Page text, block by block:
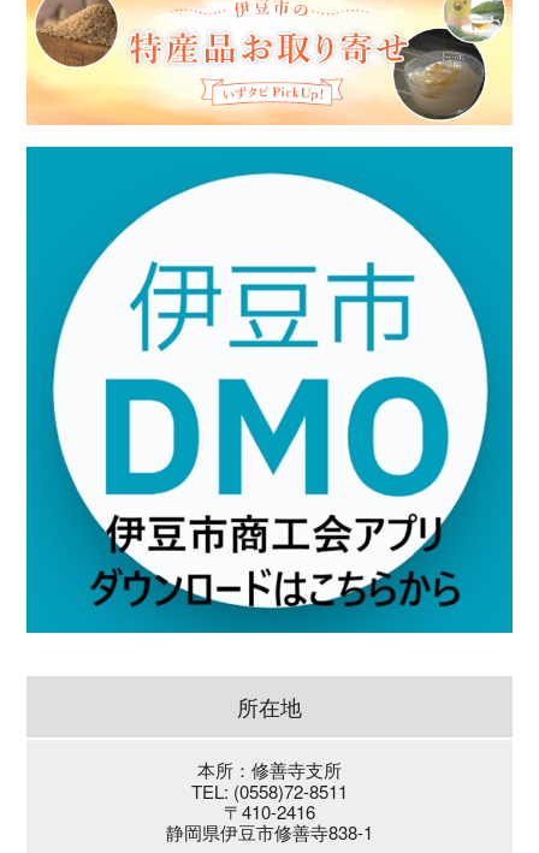
所在地
本所：修善寺支所
TEL: (0558)72-8511
〒410-2416
静岡県伊豆市修善寺838-1